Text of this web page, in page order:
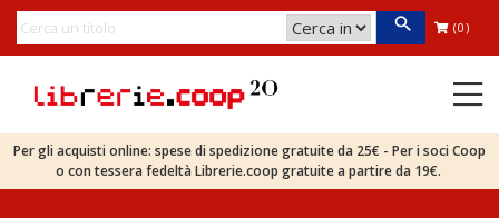
(0)
Per gli acquisti online: spese di spedizione gratuite da 25€ - Per i soci Coop
o con tessera fedeltà Librerie.coop gratuite a partire da 19€.